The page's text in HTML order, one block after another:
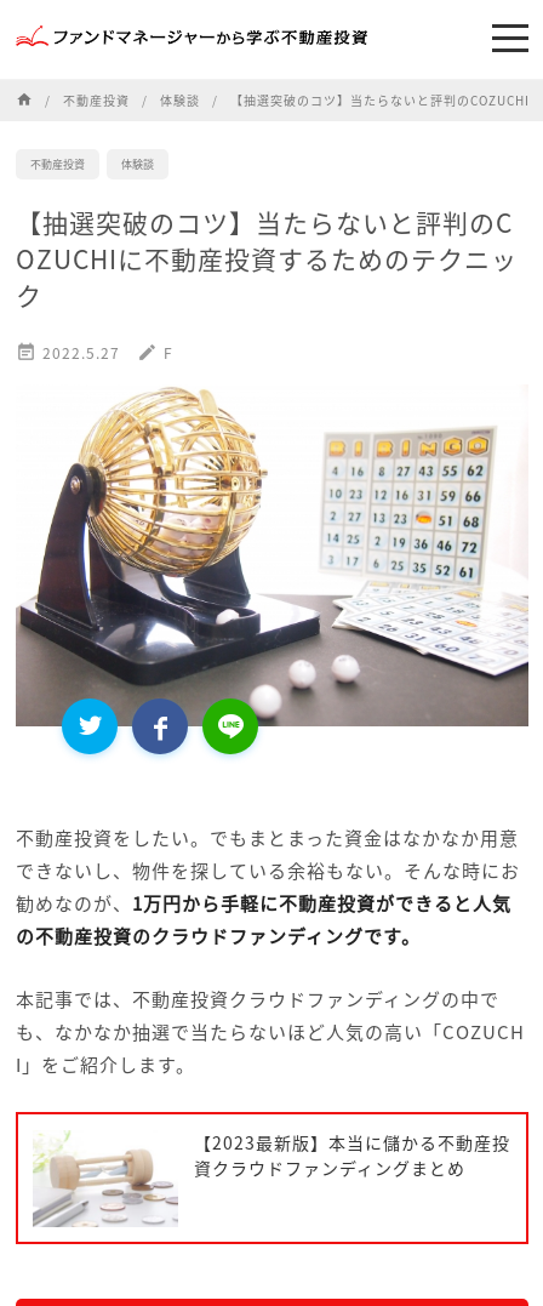
home 不動産投資 体験談 【抽選突破のコツ】当たらないと評判のCOZUCHI
不動産投資 体験談
【抽選突破のコツ】当たらないと評判のC
OZUCHIに不動産投資するためのテクニッ
ク
 2022.5.27 edit F
不動産投資をしたい。でもまとまった資金はなかなか用意
できないし、物件を探している余裕もない。そんな時にお
勧めなのが、 1万円から手軽に不動産投資ができると人気
の不動産投資のクラウドファンディングです。
本記事では、不動産投資クラウドファンディングの中で
も、なかなか抽選で当たらないほど人気の高い「COZUCH
I」をご紹介します。
【2023最新版】本当に儲かる不動産投
資クラウドファンディングまとめ